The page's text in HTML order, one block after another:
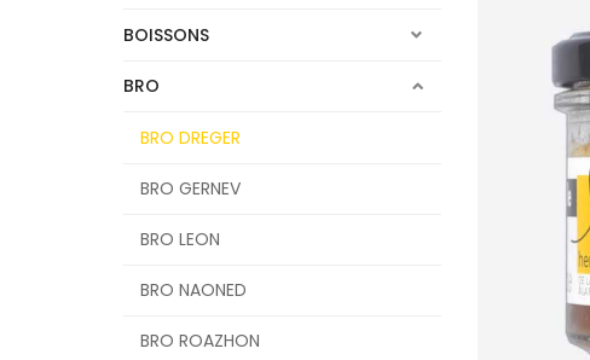
BOISSONS
BRO
BRO DREGER
BRO GERNEV
BRO LEON
BRO NAONED
BRO ROAZHON